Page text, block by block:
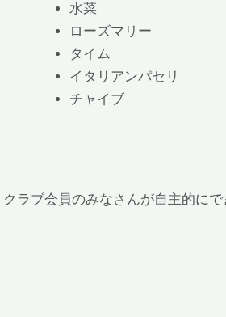
水菜
ローズマリー
タイム
イタリアンパセリ
チャイブ
ラブ会員のみなさんが自主的に